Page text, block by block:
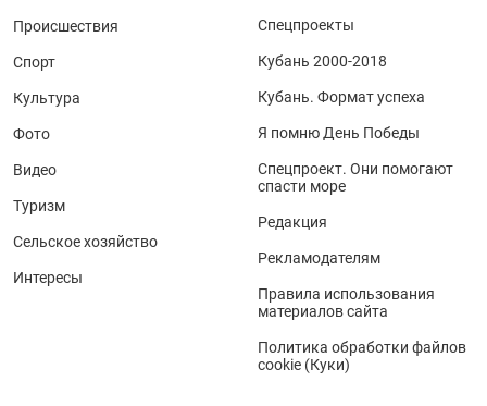
Происшествия
Спорт
Культура
Фото
Видео
Туризм
Сельское хозяйство
Интересы
Спецпроекты
Кубань 2000-2018
Кубань. Формат успеха
Я помню День Победы
Спецпроект. Они помогают
спасти море
Редакция
Рекламодателям
Правила использования
материалов сайта
Политика обработки файлов
cookie (Куки)